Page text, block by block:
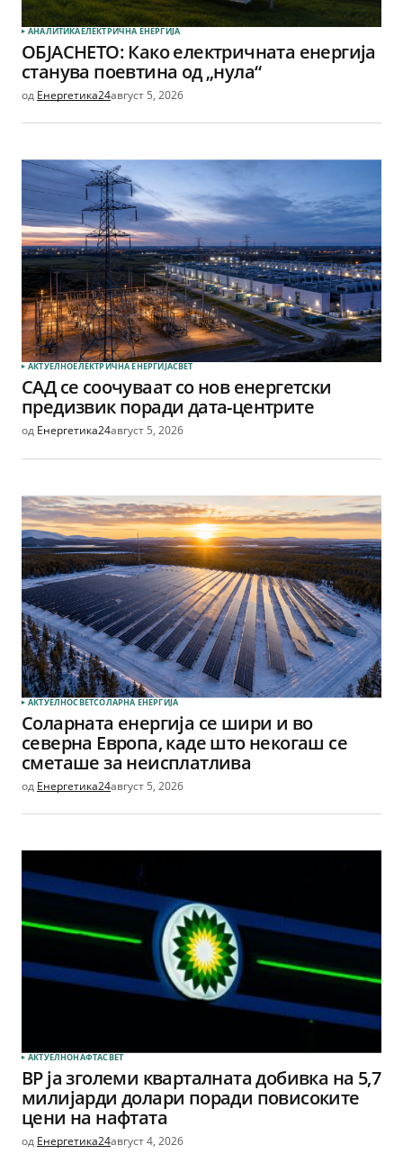
АНАЛИТИКАЕЛЕКТРИЧНА ЕНЕРГИЈА
ОБЈАСНЕТО: Како електричната енергија
станува поевтина од „нула“
од Енергетика24август 5, 2026
АКТУЕЛНОЕЛЕКТРИЧНА ЕНЕРГИЈАСВЕТ
САД се соочуваат со нов енергетски
предизвик поради дата-центрите
од Енергетика24август 5, 2026
АКТУЕЛНОСВЕТСОЛАРНА EНЕРГИЈА
Соларната енергија се шири и во
северна Европа, каде што некогаш се
сметаше за неисплатлива
од Енергетика24август 5, 2026
АКТУЕЛНОНАФТАСВЕТ
BP ја зголеми кварталната добивка на 5,7
милијарди долари поради повисоките
цени на нафтата
од Енергетика24август 4, 2026